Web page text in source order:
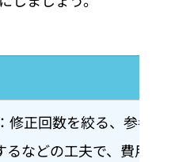
修正回数を絞る、参考
るなどの工夫で、費用を